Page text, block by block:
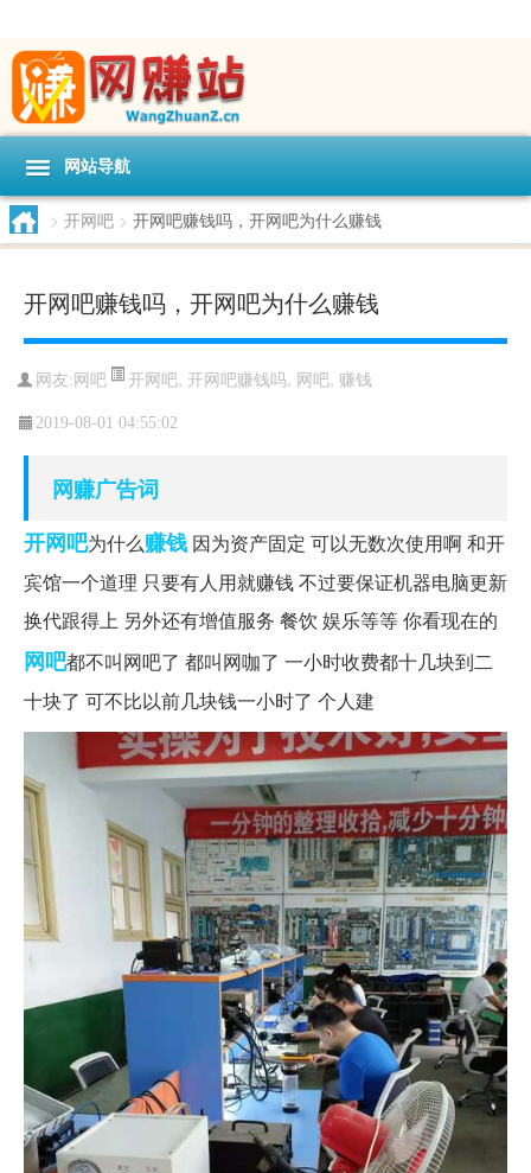
网站导航
> 开网吧 > 开网吧赚钱吗，开网吧为什么赚钱
开网吧赚钱吗，开网吧为什么赚钱
网友: 网吧 开网吧, 开网吧赚钱吗, 网吧, 赚钱
2019-08-01 04:55:02
网赚广告词
开网吧为什么赚钱 因为资产固定 可以无数次使用啊 和开
宾馆一个道理 只要有人用就赚钱 不过要保证机器电脑更新
换代跟得上 另外还有增值服务 餐饮 娱乐等等 你看现在的
网吧都不叫网吧了 都叫网咖了 一小时收费都十几块到二
十块了 可不比以前几块钱一小时了 个人建